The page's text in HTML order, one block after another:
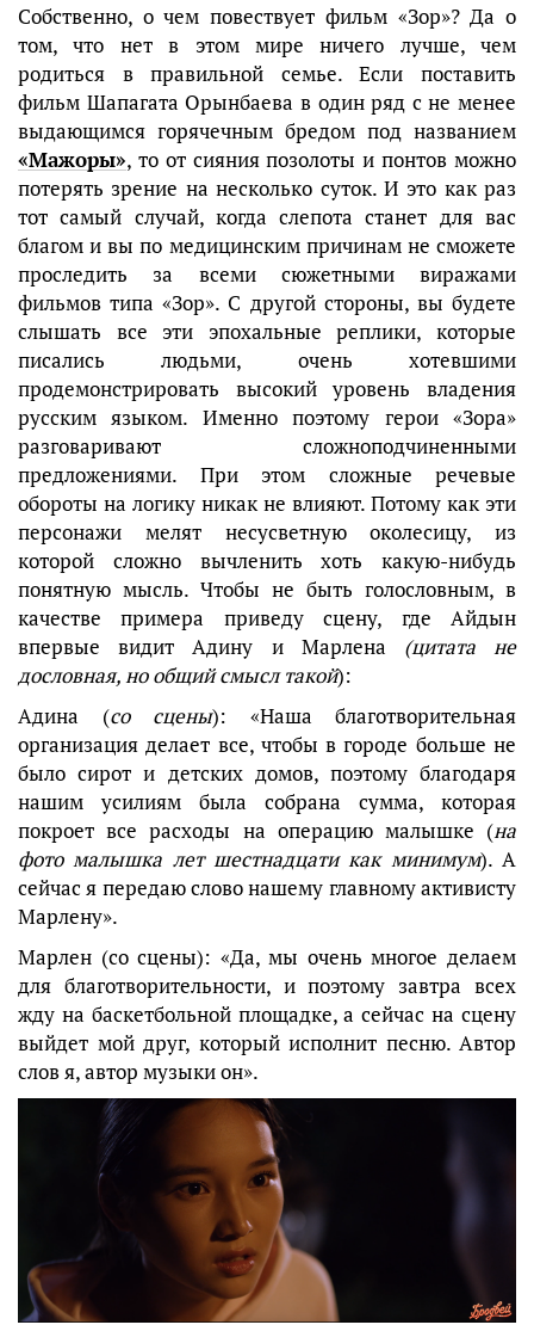
Собственно, о чем повествует фильм «Зор»? Да о
том, что нет в этом мире ничего лучше, чем
родиться в правильной семье. Если поставить
фильм Шапагата Орынбаева в один ряд с не менее
выдающимся горячечным бредом под названием
«Мажоры», то от сияния позолоты и понтов можно
потерять зрение на несколько суток. И это как раз
тот самый случай, когда слепота станет для вас
благом и вы по медицинским причинам не сможете
проследить за всеми сюжетными виражами
фильмов типа «Зор». С другой стороны, вы будете
слышать все эти эпохальные реплики, которые
писались людьми, очень хотевшими
продемонстрировать высокий уровень владения
русским языком. Именно поэтому герои «Зора»
разговаривают сложноподчиненными
предложениями. При этом сложные речевые
обороты на логику никак не влияют. Потому как эти
персонажи мелят несусветную околесицу, из
которой сложно вычленить хоть какую-нибудь
понятную мысль. Чтобы не быть голословным, в
качестве примера приведу сцену, где Айдын
впервые видит Адину и Марлена (цитата не
дословная, но общий смысл такой):
Адина (со сцены): «Наша благотворительная
организация делает все, чтобы в городе больше не
было сирот и детских домов, поэтому благодаря
нашим усилиям была собрана сумма, которая
покроет все расходы на операцию малышке (на
фото малышка лет шестнадцати как минимум). А
сейчас я передаю слово нашему главному активисту
Марлену».
Марлен (со сцены): «Да, мы очень многое делаем
для благотворительности, и поэтому завтра всех
жду на баскетбольной площадке, а сейчас на сцену
выйдет мой друг, который исполнит песню. Автор
слов я, автор музыки он».